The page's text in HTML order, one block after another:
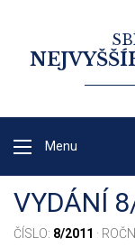
Menu
VYDÁNÍ
ČÍSLO: 8/2011 ·